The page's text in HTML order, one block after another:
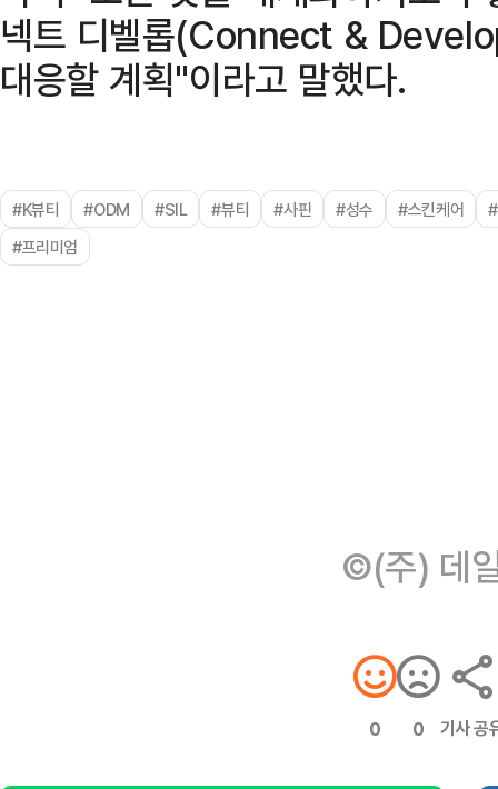
넥트 디벨롭(Connect &
대응할 계획"이라고 말했다.
#K뷰티 #ODM #SIL #뷰티 #사핀 #성수 #스킨케어
#프리미엄
©(주) 데
0 0 기사 공